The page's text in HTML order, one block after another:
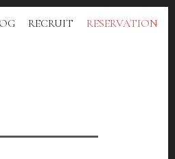
RECRUIT RESERVATION